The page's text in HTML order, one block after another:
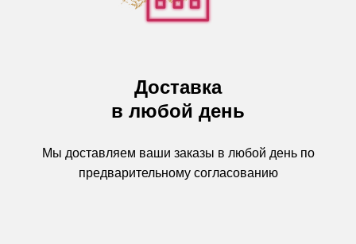
Доставка
в любой день
Мы доставляем ваши заказы в любой день по
предварительному согласованию